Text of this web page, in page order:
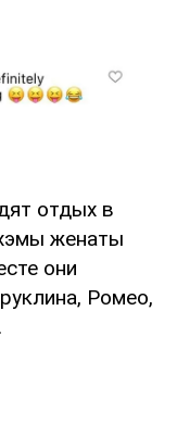
отдых в
женаты
они
Ромео,